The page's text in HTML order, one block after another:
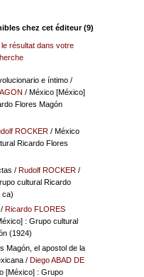
chez cet éditeur (9)
le résultat dans votre
e íntimo/
/ México [México]
Flores Magón
ROCKER/ México
Ricardo Flores
/ Rudolf ROCKER/
cultural Ricardo
ca)
/ Ricardo FLORES
: Grupo cultural
(1924)
Magón, el apostol de la
/ Diego ABAD DE
[México] : Grupo